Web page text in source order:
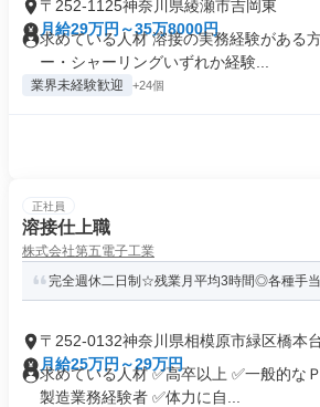
〒252-1125神奈川県綾瀬市吉岡東
月給29万円～35万8000円
求めている人材 溶接の実務経験がある
ー・シャーリングいずれか経験...
業界未経験歓迎 +24個
正社員
溶接仕上職
株式会社第五電子工業
完全週休二日制☆残業月平均3時間◎各種手当
〒252-0132神奈川県相模原市緑区橋本
月給25万円～29万円
求めている人材 ✅高卒以上 ✅一般的な
製造業務経験者 ✅体力に自...